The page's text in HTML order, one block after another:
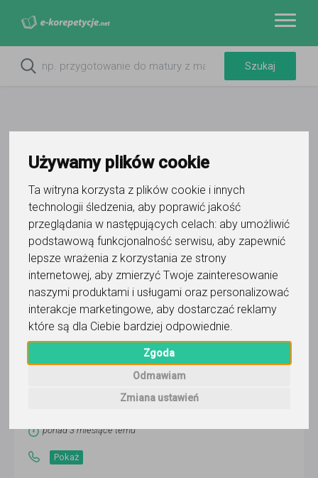
Używamy plików cookie
Ta witryna korzysta z plików cookie i innych
technologii śledzenia, aby poprawić jakość
przeglądania w następujących celach: aby umożliwić
podstawową funkcjonalność serwisu, aby zapewnić
lepsze wrażenia z korzystania ze strony
internetowej, aby zmierzyć Twoje zainteresowanie
naszymi produktami i usługami oraz personalizować
interakcje marketingowe, aby dostarczać reklamy
które są dla Ciebie bardziej odpowiednie
Zgoda
Odmawiam
Zmiana ustawień
Do ulubionych
Oznacz wystąpienie kontaktu
Bartosz
Wyślij wiadomość
ponad 3 miesiące temu
Pokaż